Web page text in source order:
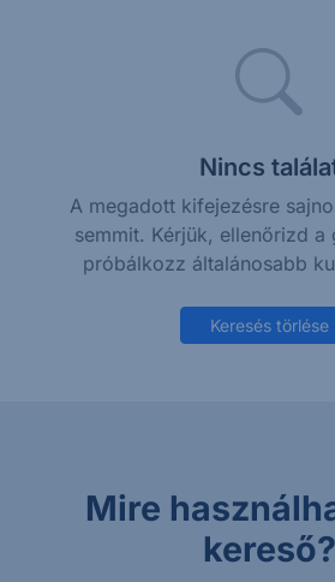
Nincs
A megadott kifejezésre
semmit. Kérjük, ellenőrizd a
próbálkozz általánosabb
Keresés törlése
Mire
kereső?